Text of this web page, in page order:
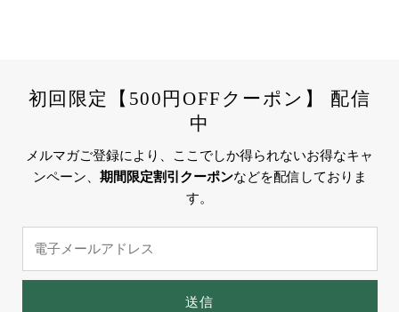
初回限定【500円OFFクーポン】 配信
中
メルマガご登録により、ここでしか得られないお得なキャ
ンペーン、 期間限定割引クーポンなどを配信しておりま
す。
メ
送信